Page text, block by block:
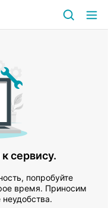
сервису.
попробуйте
время. Приносим